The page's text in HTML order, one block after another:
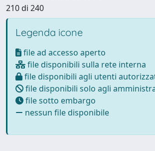
210 di 240
Legenda icone
file ad accesso aperto
file disponibili sulla rete interna
file disponibili agli utenti
file disponibili solo agli
file sotto embargo
nessun file disponibile